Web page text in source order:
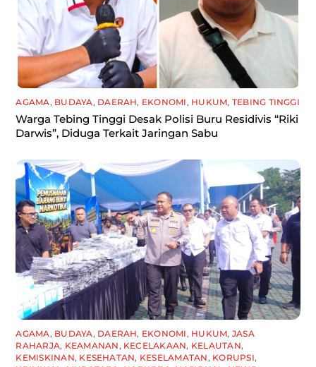
AGAMA, BUDAYA, DAERAH, EKONOMI, HUKUM, TEBING TINGGI
Warga Tebing Tinggi Desak Polisi Buru Residivis “Riki
Darwis”, Diduga Terkait Jaringan Sabu
AGAMA, BUDAYA, DAERAH, EKONOMI, HUKUM, JASA
RAHARJA, KEAMANAN, KECELAKAAN, KELAUTAN,
KEMISKINAN, KESEHATAN, KESELAMATAN, KORUPSI,